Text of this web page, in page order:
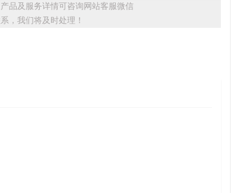
品及服务详情可咨询网站客服微信
，我们将及时处理！